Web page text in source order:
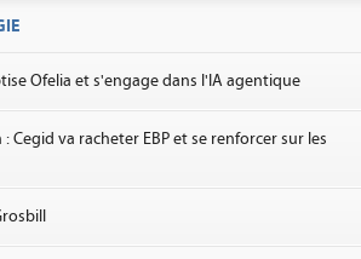
Ofelia et s'engage dans l'IA agentique
Cegid va racheter EBP et se renforcer sur les